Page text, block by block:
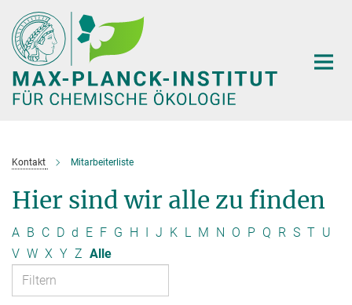
Hauptinhalt
Kontakt Mitarbeiterliste
Hier sind wir alle zu finden
A B C D d E F G H I J K L M N O P Q R S T U
V W X Y Z Alle